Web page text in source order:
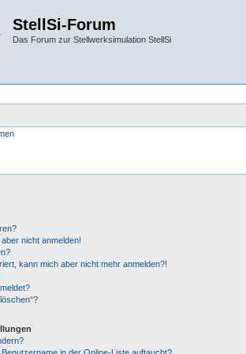
StellSi-Forum
Das Forum zur Stellwerksimulation StellSi
nicht anmelden!
kann mich aber nicht mehr anmelden?!